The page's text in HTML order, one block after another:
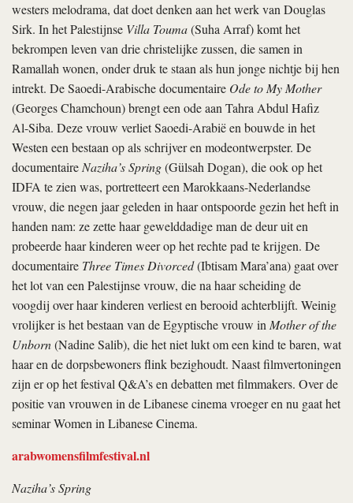
westers melodrama, dat doet denken aan het werk van Douglas
Sirk. In het Palestijnse Villa Touma(Suha Arraf) komt het
bekrompen leven van drie christelijke zussen, die samen in
Ramallah wonen, onder druk te staan als hun jonge nichtje bij hen
intrekt. De Saoedi-Arabische documentaire Ode to My Mother
(Georges Chamchoun) brengt een ode aan Tahra Abdul Hafiz
Al-­Siba. Deze vrouw verliet Saoedi-­Arabië en bouwde in het
Westen een bestaan op als schrijver en modeontwerpster. De
documentaireNaziha’s Spring(Gülsah Dogan), die ook op het
IDFA te zien was, portretteert een Marokkaans-­Nederlandse
vrouw, die negen jaar geleden in haar ontspoorde gezin het heft in
handen nam: ze zette haar gewelddadige man de deur uit en
probeerde haar kinderen weer op het rechte pad te krijgen. De
documentaire Three Times Divorced(Ibtisam Mara’ana) gaat over
het lot van een Palestijnse vrouw, die na haar scheiding de
voogdij over haar kinderen verliest en berooid achterblijft. Weinig
vrolijker is het bestaan van de Egyptische vrouw inMother of the
Unborn(Nadine Salib), die het niet lukt om een kind te baren, wat
haar en de dorpsbewoners flink bezighoudt. Naast filmvertoningen
zijn er op het festival Q&A’s en debatten met filmmakers. Over de
positie van vrouwen in de Libanese cinema vroeger en nu gaat het
seminar Women in Libanese Cinema.
arabwomensfilmfestival.nl
Naziha’s Spring